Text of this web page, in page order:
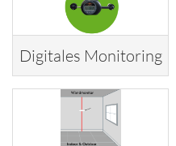
Digitales Monitoring